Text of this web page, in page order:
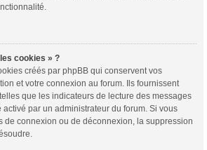
cookies » ?
créés par phpBB qui conservent vos
et votre connexion au forum. Ils fournissent
que les indicateurs de lecture des messages
par un administrateur du forum. Si vous
de connexion ou de déconnexion, la suppression